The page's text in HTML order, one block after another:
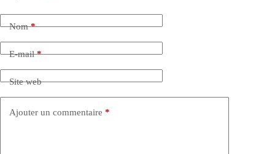
Nom*
E-mail*
Site web
Ajouter un commentaire *